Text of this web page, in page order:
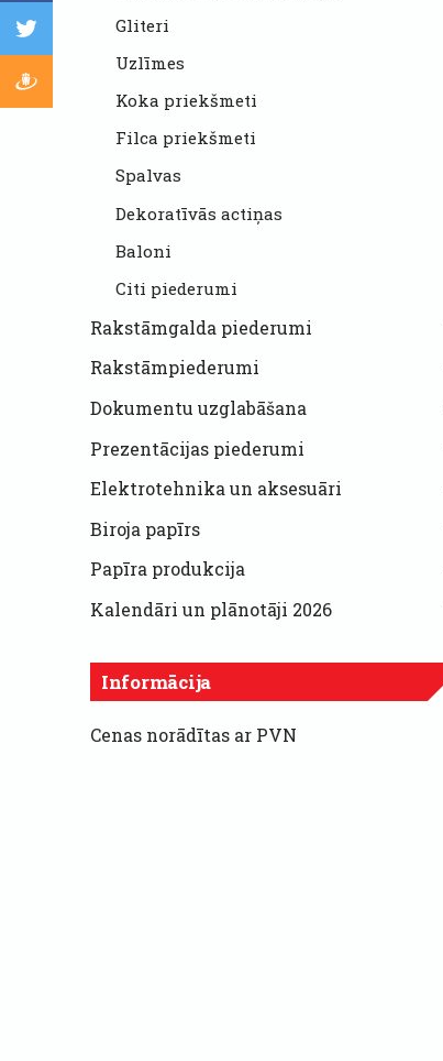
Gliteri
Uzlīmes
Koka priekšmeti
Filca priekšmeti
Spalvas
Dekoratīvās actiņas
Baloni
Citi piederumi
Rakstāmgalda piederumi
Rakstāmpiederumi
Dokumentu uzglabāšana
Prezentācijas piederumi
Elektrotehnika un aksesuāri
Biroja papīrs
Papīra produkcija
Kalendāri un plānotāji 2026
Informācija
Cenas norādītas ar PVN